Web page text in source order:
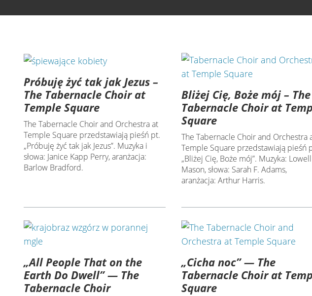
Próbuję żyć tak jak Jezus –
The Tabernacle Choir at
Temple Square
The Tabernacle Choir and Orchestra at
Temple Square przedstawiają pieśń pt.
„Próbuję żyć tak jak Jezus”. Muzyka i
słowa: Janice Kapp Perry, aranżacja:
Barlow Bradford.
Bliżej Cię, Boże mój – The
Tabernacle Choir at
Square
The Tabernacle Choir and Orchestra
Temple Square przedstawiają pieśń
„Bliżej Cię, Boże mój”. Muzyka: Lowell
Mason, słowa: Sarah F. Adams,
aranżacja: Arthur Harris.
„All People That on the
Earth Do Dwell” — The
Tabernacle Choir
„Cicha noc” — The
Tabernacle Choir at
Square